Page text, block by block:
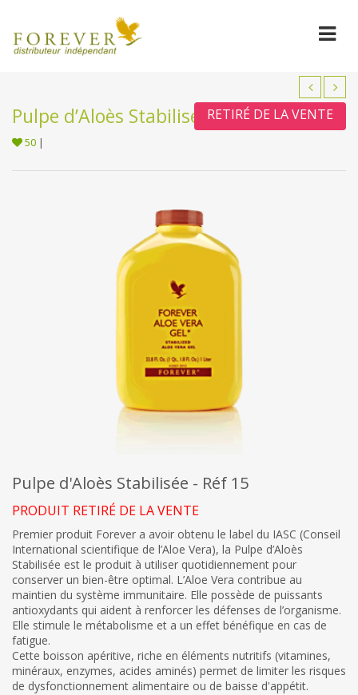
Pulpe d’Aloès Stabilisée
50 |
RETIRÉ DE LA VENTE
Pulpe d'Aloès Stabilisée - Réf 15
PRODUIT RETIRÉ DE LA VENTE
Premier produit Forever a avoir obtenu le label du IASC (Conseil
International scientifique de l’Aloe Vera), la Pulpe d’Aloès
Stabilisée est le produit à utiliser quotidiennement pour
conserver un bien-être optimal. L’Aloe Vera contribue au
maintien du système immunitaire. Elle possède de puissants
antioxydants qui aident à renforcer les défenses de l’organisme.
Elle stimule le métabolisme et a un effet bénéfique en cas de
fatigue.
Cette boisson apéritive, riche en éléments nutritifs (vitamines,
minéraux, enzymes, acides aminés) permet de limiter les risques
de dysfonctionnement alimentaire ou de baisse d'appétit.